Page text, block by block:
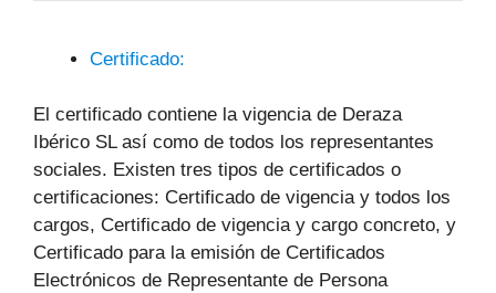
Certificado:
El certificado contiene la vigencia de Deraza
Ibérico SL así como de todos los representantes
sociales. Existen tres tipos de certificados o
certificaciones: Certificado de vigencia y todos los
cargos, Certificado de vigencia y cargo concreto, y
Certificado para la emisión de Certificados
Electrónicos de Representante de Persona